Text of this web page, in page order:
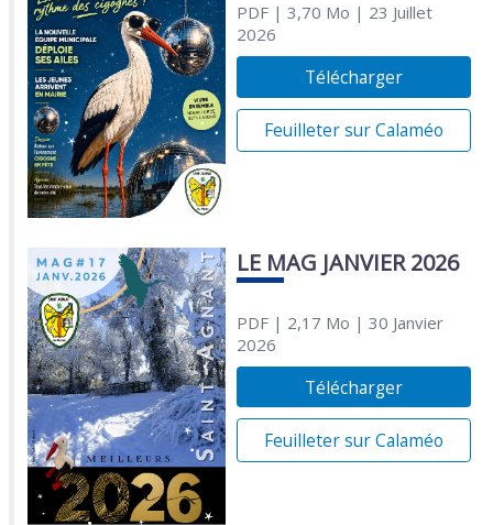
PDF| 3,70 Mo | 23 Juillet
2026
Télécharger
Feuilleter sur Calaméo
LE MAG JANVIER 2026
PDF| 2,17 Mo | 30 Janvier
2026
Télécharger
Feuilleter sur Calaméo